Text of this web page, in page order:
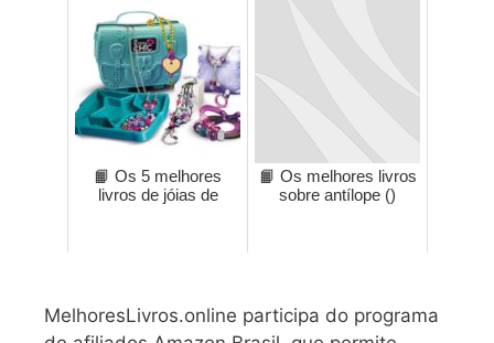
📙 Os 5 melhores
livros de jóias de
📙 Os melhores livros
sobre antílope ()
MelhoresLivros.online participa do programa